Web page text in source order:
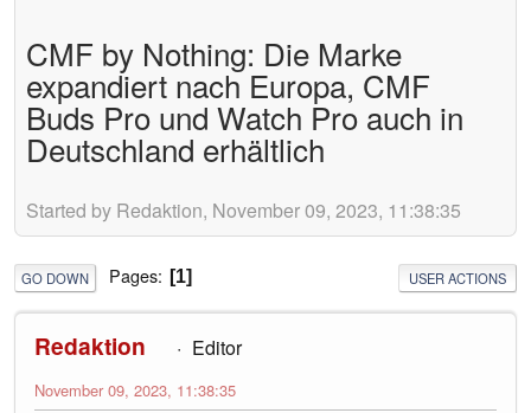
CMF by Nothing: Die Marke
expandiert nach Europa, CMF
Buds Pro und Watch Pro auch in
Deutschland erhältlich
Started by Redaktion, November 09, 2023, 11:38:35
GO DOWN Pages 1 USER ACTIONS
Redaktion Editor
November 09, 2023, 11:38:35